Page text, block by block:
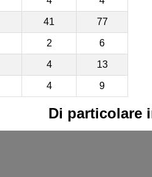
41 77
2 6
4 13
4 9
Di particolare